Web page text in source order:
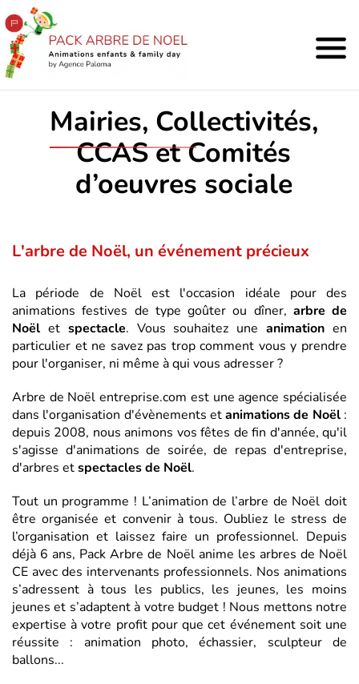
Mairies, Collectivités,
CCAS et Comités
d’oeuvres sociale
L'arbre de Noël, un événement précieux
La période de Noël est l'occasion idéale pour des
animations festives de type goûter ou dîner, arbre de
Noël et spectacle. Vous souhaitez uneanimation en
particulier et ne savez pas trop comment vous y prendre
pour l'organiser, ni même à qui vous adresser ?
Arbre de Noël entreprise.com est une agence spécialisée
dans l'organisation d'évènements etanimations de Noël:
depuis 2008, nous animons vos fêtes de fin d'année, qu'il
s'agisse d'animations de soirée, de repas d'entreprise,
d'arbres etspectacles de Noël.
Tout un programme ! L’animation de l’arbre de Noël doit
être organisée et convenir à tous. Oubliez le stress de
l’organisation et laissez faire un professionnel. Depuis
déjà 6 ans, Pack Arbre de Noël anime les arbres de Noël
CE avec des intervenants professionnels. Nos animations
s’adressent à tous les publics, les jeunes, les moins
jeunes et s’adaptent à votre budget ! Nous mettons notre
expertise à votre profit pour que cet événement soit une
réussite : animation photo, échassier, sculpteur de
ballons...